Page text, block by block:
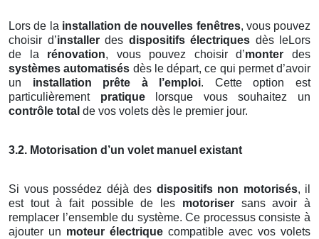
Lors de la installation de nouvelles fenêtres, vous pouvez
choisir d’installerdes dispositifs électriques dès leLors
de la rénovation, vous pouvez choisir d’monter des
systèmes automatisés dès le départ, ce qui permet d’avoir
un installation prête à l’emploi. Cette option est
particulièrement pratiquelorsque vous souhaitez un
contrôle total de vos volets dès le premier jour.
3.2. Motorisation d’un volet manuel existant
Si vous possédez déjà des dispositifs non motorisés, il
est tout à fait possible de les motorisersans avoir à
remplacer l’ensemble du système. Ce processus consiste à
ajouter un moteur électrique compatible avec vos volets